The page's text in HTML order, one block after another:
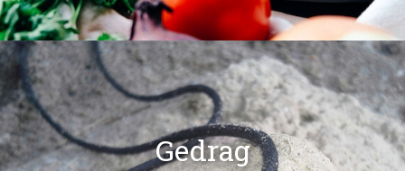
Gedrag